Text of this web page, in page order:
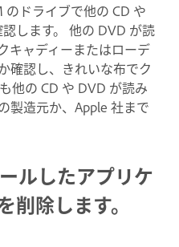
ドライブで他の CD や
します。 他の DVD が読
キャディーまたはローデ
確認し、きれいな布でク
他の CD や DVD が読み
製造元か、Apple 社まで
ルしたアプリケ
削除します。